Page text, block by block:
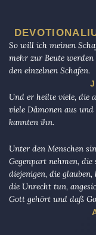
So will ich meinen
mehr zur Beute
den einzelnen Schafen.
Und er heilte viele, die
viele Dämonen aus
kannten ihn.
Unter den Menschen
Gegenpart nehmen,
diejenigen, die
die Unrecht tun,
Gott gehört und daß